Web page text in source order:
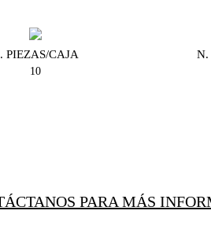
PIEZAS/CAJA
10
N.
PARA MÁS